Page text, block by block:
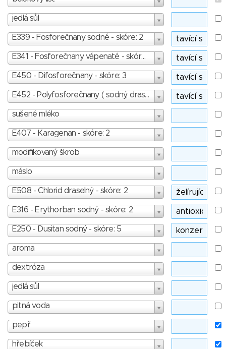
jedlá sůl
E339 - Fosforečnany sodné - skóre: 2
E341 - Fosforečnany vápenaté - skóre: 2
E450 - Difosforečnany - skóre: 3
E452 - Polyfosforečnany ( sodný, draselný a vápenatý ) - skóre: 3
sušené mléko
E407 - Karagenan - skóre: 2
modifikovaný škrob
máslo
E508 - Chlorid draselný - skóre: 2
E316 - Erythorban sodný - skóre: 2
E250 - Dusitan sodný - skóre: 5
aroma
dextróza
jedlá sůl
pitná voda
pepř
hřebíček